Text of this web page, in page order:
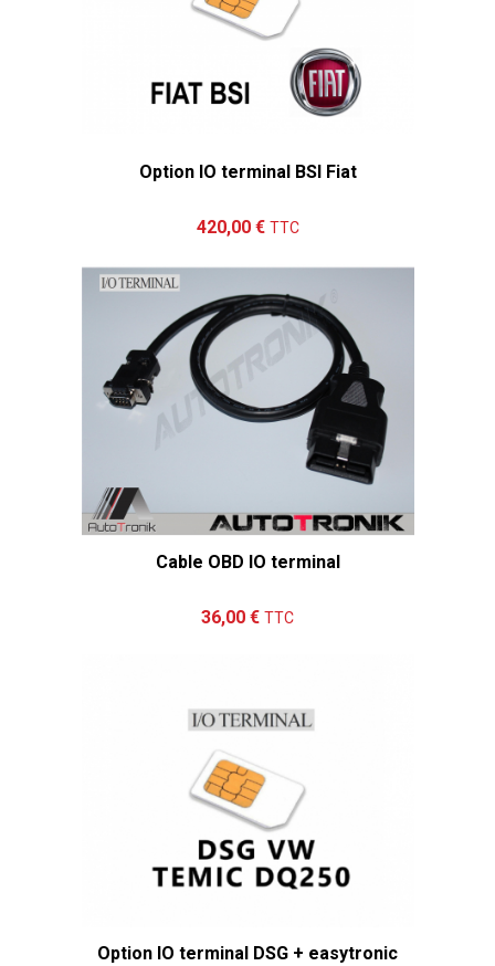
Option IO terminal BSI Fiat
420,00 € TTC
Cable OBD IO terminal
36,00 € TTC
Option IO terminal DSG + easytronic